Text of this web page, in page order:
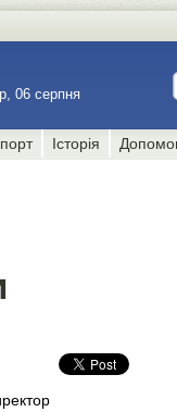
06 серпня
Історія